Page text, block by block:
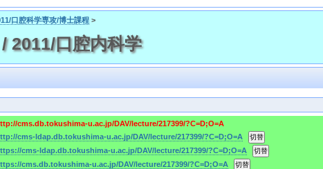
口腔科学専攻/博士課程>
2011/口腔内科学
cms.db.tokushima-u.ac.jp/DAV/lecture/217399/?C=D;O=A
cms-ldap.db.tokushima-u.ac.jp/DAV/lecture/217399/?C=D;O=A
cms-ldap.db.tokushima-u.ac.jp/DAV/lecture/217399/?C=D;O=A
cms.db.tokushima-u.ac.jp/DAV/lecture/217399/?C=D;O=A